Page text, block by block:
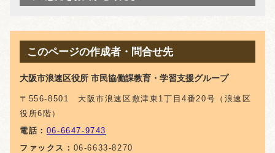
このページの作成者・問合せ先
大阪市浪速区役所 市民協働課教育・学習支援グループ
〒556-8501 大阪市浪速区敷津東1丁目4番20号（浪速区
役所6階）
電話： 06-6647-9743
ファックス： 06-6633-8270